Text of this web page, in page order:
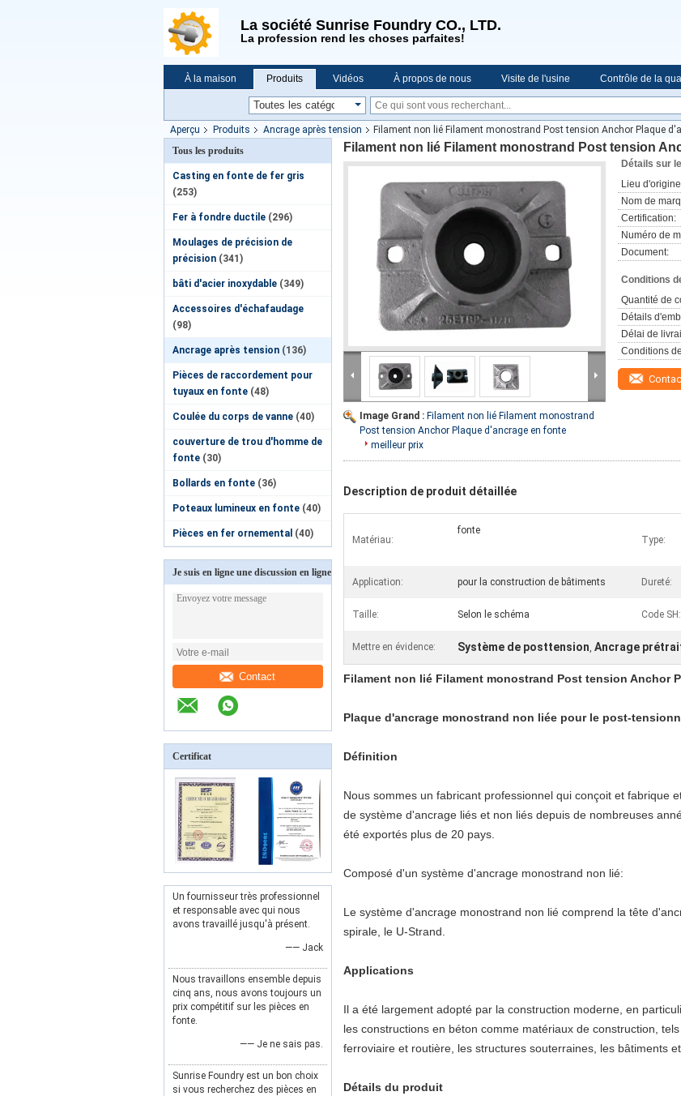
La société Sunrise Foundry CO., LTD.
La profession rend les choses parfaites!
À la maison Produits Vidéos À propos de nous Visite de l'usine Contrôle de la
Demande de soumission Nouvelles
Aperçu Produits Ancrage après tension
Filament non lié Filament monostrand Post tension Anchor Plaque
Tous les produits
Casting en fonte de fer gris
(253)
Fer à fondre ductile (296)
Moulages de précision de
précision (341)
bâti d'acier inoxydable (349)
Accessoires d'échafaudage
(98)
Ancrage après tension (136)
Pièces de raccordement pour
tuyaux en fonte (48)
Coulée du corps de vanne (40)
couverture de trou d'homme de
fonte (30)
Bollards en fonte (36)
Poteaux lumineux en fonte (40)
Pièces en fer ornemental (40)
Je suis en ligne une discussion en ligne
Contact
Certificat
Un fournisseur très professionnel
et responsable avec qui nous
avons travaillé jusqu'à présent.
—— Jack
Nous travaillons ensemble depuis
cinq ans, nous avons toujours un
prix compétitif sur les pièces en
fonte.
—— Je ne sais pas.
Sunrise Foundry est un bon choix
si vous recherchez des pièces en
Filament non lié Filament monostrand Post tension
Image Grand : Filament non lié Filament monostrand
Post tension Anchor Plaque d'ancrage en fonte
meilleur prix
Détails sur
Lieu
Nom de
Certification:
Numéro de
Document:
Conditions
Quantité de
Détails
Délai de
Conditions
Description de produit détaillée
Matériau:
fonte
Type:
Application: pour la construction de bâtiments Dureté:
Taille: Selon le schéma Code SH:
Mettre en évidence: Système de posttension, Ancrage
Filament non lié Filament monostrand Post tension Anchor
Plaque d'ancrage monostrand non liée pour le post-
Définition
Nous sommes un fabricant professionnel qui conçoit et fabrique
de système d'ancrage liés et non liés depuis de nombreuses
été exportés plus de 20 pays.
Composé d'un système d'ancrage monostrand non lié:
Le système d'ancrage monostrand non lié comprend la tête
spirale, le U-Strand.
Applications
Il a été largement adopté par la construction moderne, en
les constructions en béton comme matériaux de construction,
ferroviaire et routière, les structures souterraines, les bâtiments
Détails du produit